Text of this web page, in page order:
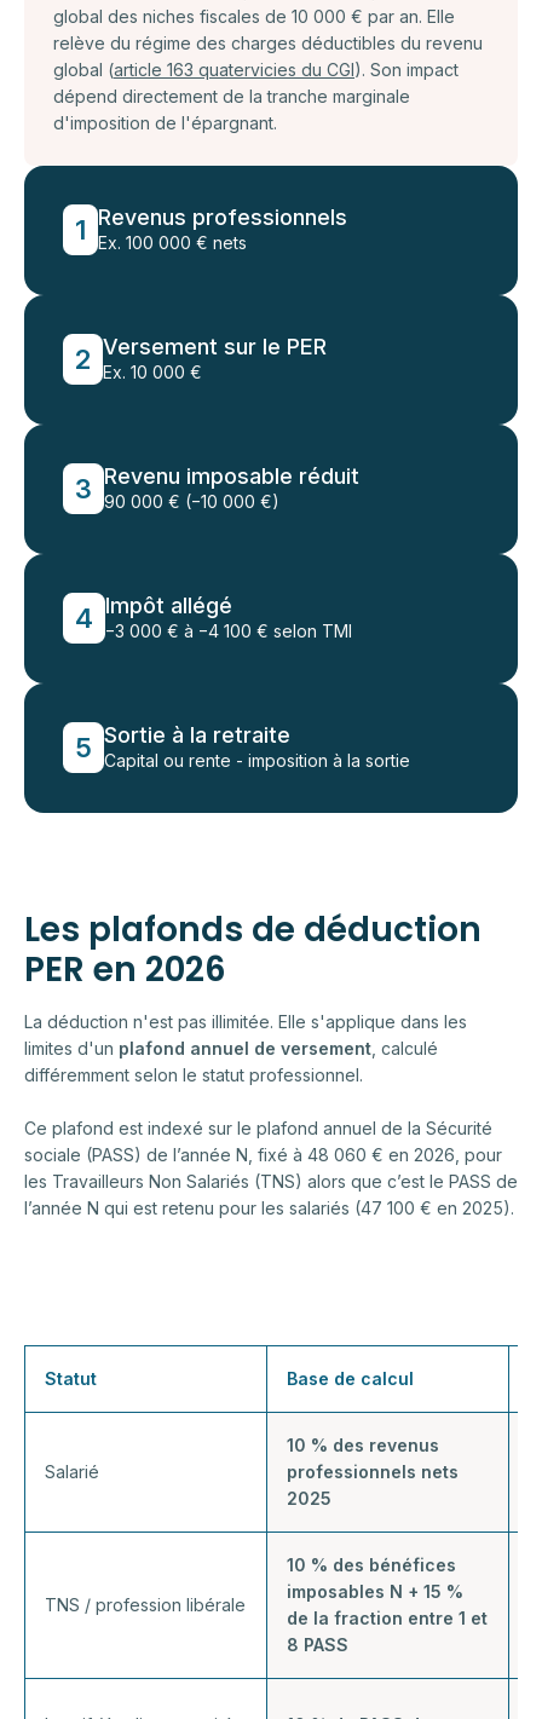
global des niches fiscales de 10 000 € par an. Elle
relève du régime des charges déductibles du revenu
global (article 163 quatervicies du CGI). Son impact
dépend directement de la tranche marginale
d'imposition de l'épargnant.
1 Revenus professionnels
Ex. 100 000 € nets
2 Versement sur le PER
Ex. 10 000 €
3 Revenu imposable réduit
90 000 € (−10 000 €)
4 Impôt allégé
−3 000 € à −4 100 € selon TMI
5 Sortie à la retraite
Capital ou rente - imposition à la sortie
Les plafonds de déduction
PER en 2026
La déduction n'est pas illimitée. Elle s'applique dans les
limites d'un plafond annuel de versement , calculé
différemment selon le statut professionnel.
Ce plafond est indexé sur le plafond annuel de la Sécurité
sociale (PASS) de l’année N, fixé à 48 060 € en 2026, pour
les Travailleurs Non Salariés (TNS) alors que c’est le PASS de
l’année N qui est retenu pour les salariés (47 100 € en 2025).
Statut Base de calcul
Salarié
10 % des revenus
professionnels nets
2025
TNS / profession libérale
10 % des bénéfices
imposables N + 15 %
de la fraction entre 1 et
8 PASS